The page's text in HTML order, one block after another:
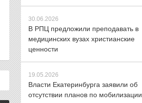
30.06.2026
В РПЦ предложили преподавать в
медицинских вузах христианские
ценности
19.05.2026
Власти Екатеринбурга заявили об
отсутствии планов по мобилизации